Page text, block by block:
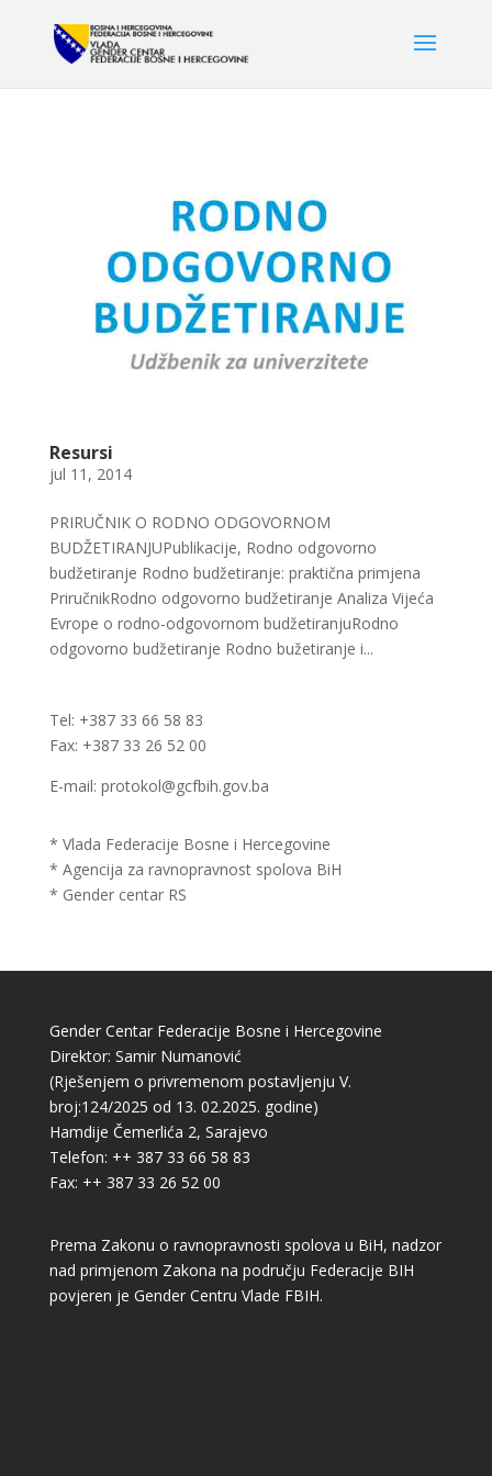
Resursi
jul 11, 2014
PRIRUČNIK O RODNO ODGOVORNOM
BUDŽETIRANJUPublikacije, Rodno odgovorno
budžetiranje Rodno budžetiranje: praktična primjena
PriručnikRodno odgovorno budžetiranje Analiza Vijeća
Evrope o rodno-odgovornom budžetiranjuRodno
odgovorno budžetiranje Rodno bužetiranje i...
Tel: +387 33 66 58 83
Fax: +387 33 26 52 00
E-mail: protokol@gcfbih.gov.ba
* Vlada Federacije Bosne i Hercegovine
* Agencija za ravnopravnost spolova BiH
* Gender centar RS
Gender Centar Federacije Bosne i Hercegovine
Direktor: Samir Numanović
(Rješenjem o privremenom postavljenju V.
broj:124/2025 od 13. 02.2025. godine)
Hamdije Čemerlića 2, Sarajevo
Telefon: ++ 387 33 66 58 83
Fax: ++ 387 33 26 52 00
Prema Zakonu o ravnopravnosti spolova u BiH, nadzor
nad primjenom Zakona na području Federacije BIH
povjeren je Gender Centru Vlade FBIH.